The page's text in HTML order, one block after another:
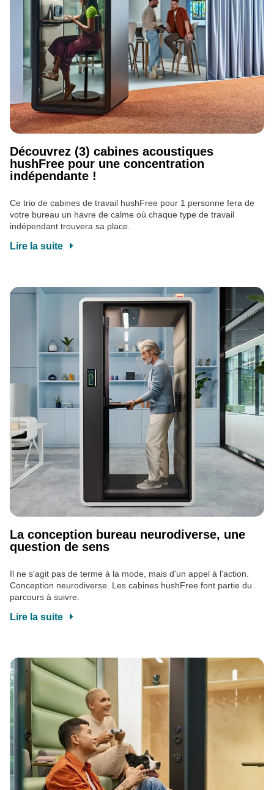
Découvrez (3) cabines acoustiques
hushFree pour une concentration
indépendante !
Ce trio de cabines de travail hushFree pour 1 personne fera de
votre bureau un havre de calme où chaque type de travail
indépendant trouvera sa place.
Lire la suite
La conception bureau neurodiverse, une
question de sens
Il ne s'agit pas de terme à la mode, mais d'un appel à l'action.
Conception neurodiverse. Les cabines hushFree font partie du
parcours à suivre.
Lire la suite